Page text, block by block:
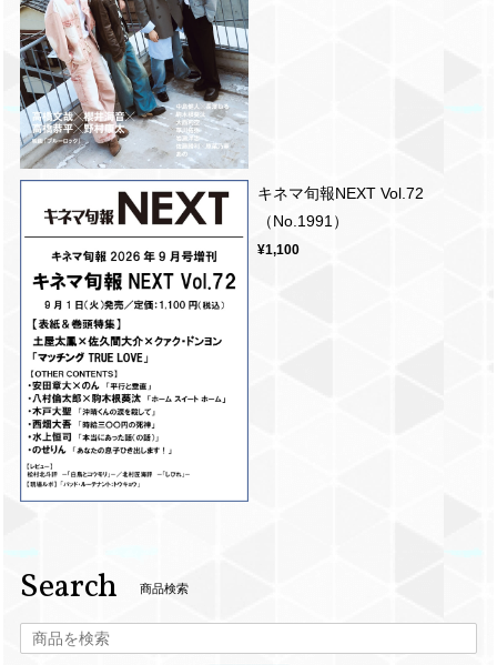
キネマ旬報NEXT Vol.72
（No.1991）
¥1,100
Search 商品検索